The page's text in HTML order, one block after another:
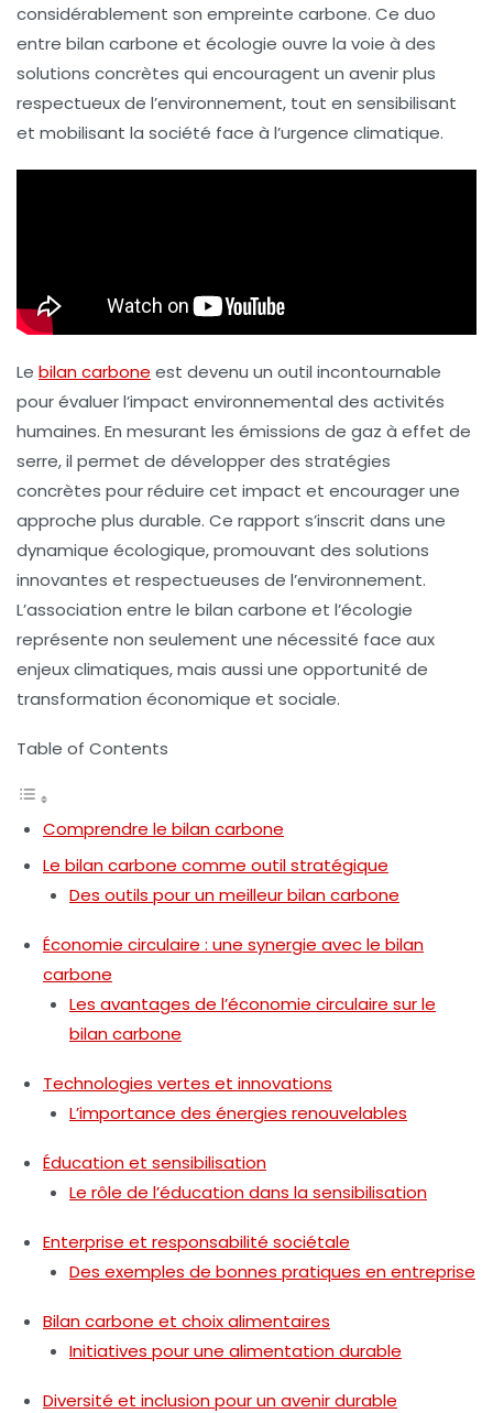
considérablement son empreinte carbone. Ce duo
entre bilan carbone et écologie ouvre la voie à des
solutions concrètes qui encouragent un avenir plus
respectueux de l’environnement, tout en sensibilisant
et mobilisant la société face à l’urgence climatique.
Le bilan carbone est devenu un outil incontournable
pour évaluer l’impact environnemental des activités
humaines. En mesurant les émissions de gaz à effet de
serre, il permet de développer des stratégies
concrètes pour réduire cet impact et encourager une
approche plus durable. Ce rapport s’inscrit dans une
dynamique écologique, promouvant des solutions
innovantes et respectueuses de l’environnement.
L’association entre le bilan carbone et l’écologie
représente non seulement une nécessité face aux
enjeux climatiques, mais aussi une opportunité de
transformation économique et sociale.
Table of Contents
Comprendre le bilan carbone
Le bilan carbone comme outil stratégique
Des outils pour un meilleur bilan carbone
Économie circulaire : une synergie avec le bilan
carbone
Les avantages de l’économie circulaire sur le
bilan carbone
Technologies vertes et innovations
L’importance des énergies renouvelables
Éducation et sensibilisation
Le rôle de l’éducation dans la sensibilisation
Enterprise et responsabilité sociétale
Des exemples de bonnes pratiques en entreprise
Bilan carbone et choix alimentaires
Initiatives pour une alimentation durable
Diversité et inclusion pour un avenir durable